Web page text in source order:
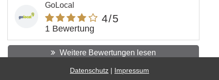
GoLocal
4/5
1 Bewertung
Weitere Bewertungen lesen
Datenschutz | Impressum